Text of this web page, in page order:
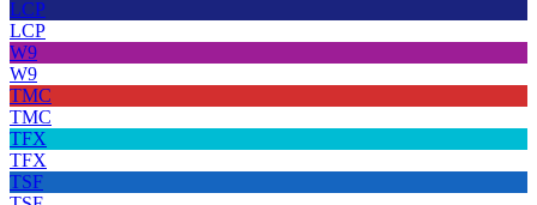
LCP
LCP
W9
W9
TMC
TMC
TFX
TFX
TSF